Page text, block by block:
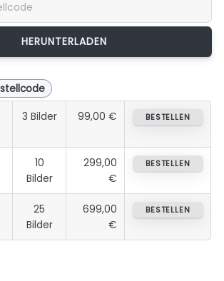
3 Bilder 99,00 € BESTELLEN
10
Bilder
299,00
€
BESTELLEN
25
Bilder
699,00
€
BESTELLEN